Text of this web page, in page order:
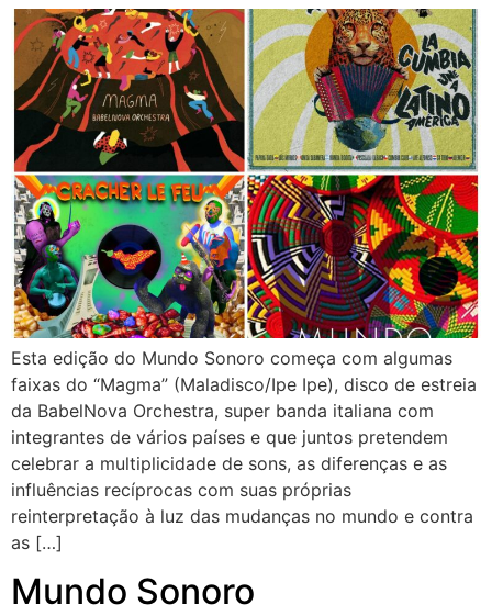
Esta edição do Mundo Sonoro começa com algumas
faixas do “Magma” (Maladisco/Ipe Ipe), disco de estreia
da BabelNova Orchestra, super banda italiana com
integrantes de vários países e que juntos pretendem
celebrar a multiplicidade de sons, as diferenças e as
influências recíprocas com suas próprias
reinterpretação à luz das mudanças no mundo e contra
as […]
Mundo Sonoro